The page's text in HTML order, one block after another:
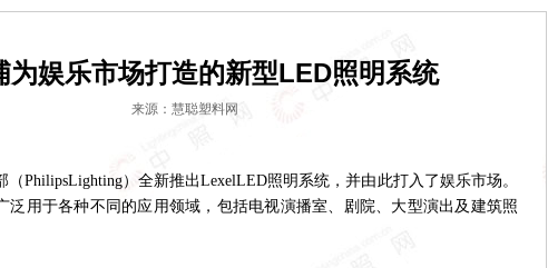
为娱乐市场打造的新型LED照明系统
来源：慧聪塑料网
）全新推出LexelLED照明系统，并由此打入了娱乐市场。
泛用于各种不同的应用领域，包括电视演播室、剧院、大型演出及建筑照